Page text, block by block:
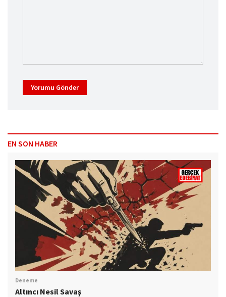
Yorumu Gönder
EN SON HABER
Deneme
Altıncı Nesil Savaş